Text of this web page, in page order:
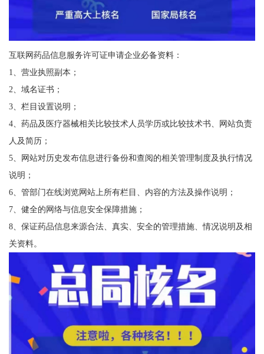
互联网药品信息服务许可证申请企业必备资料：
1、营业执照副本；
2、域名证书；
3、栏目设置说明；
4、药品及医疗器械相关比较技术人员学历或比较技术书、网站负责
人及简历；
5、网站对历史发布信息进行备份和查阅的相关管理制度及执行情况
说明；
6、管部门在线浏览网站上所有栏目、内容的方法及操作说明；
7、健全的网络与信息安全保障措施；
8、保证药品信息来源合法、真实、安全的管理措施、情况说明及相
关资料。